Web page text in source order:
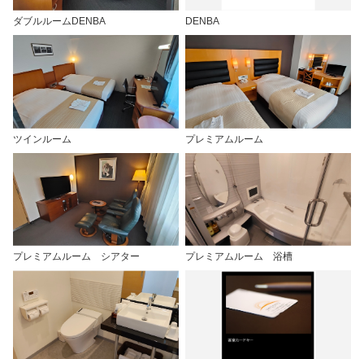
ダブルルームDENBA DENBA
ツインルーム プレミアムルーム
プレミアムルーム シアター プレミアムルーム 浴槽